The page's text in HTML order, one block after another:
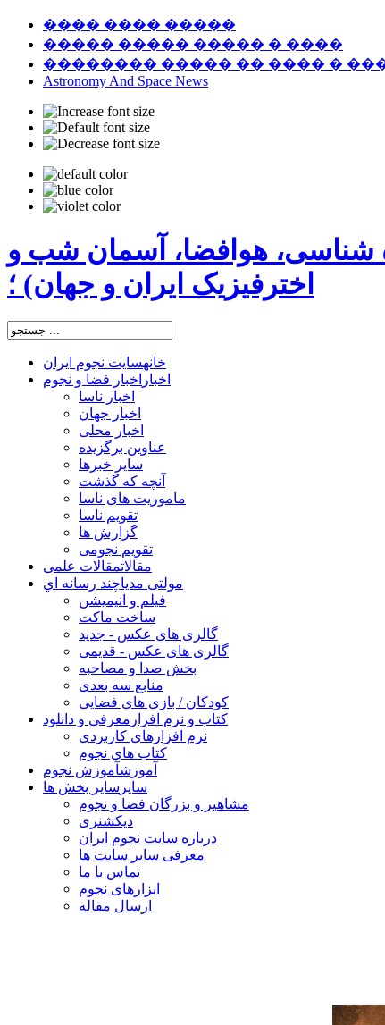
���� ���� �����
����� ����� ����� � ����
�������� ����� �� ���� �
Astronomy And Space News
شناسی، هوافضا، آسمان شب و
اخترفیزیک ایران و جهان) ؛
خانهسایت نجوم ایران
اخبار اخبار فضا و نجوم
اخبار ناسا
اخبار جهان
اخبار محلی
عناوین برگزیده
سایر خبرها
آنچه که گذشت
ماموریت های ناسا
تقویم ناسا
گزارش ها
تقویم نجومی
مقالاتمقالات علمی
مولتی مدیاچند رسانه اي
فیلم و انیمیشن
ساخت ماکت
گالری های عکس - جدید
گالری های عکس - قدیمی
بخش صدا و مصاحبه
منابع سه بعدی
کودکان / بازی های فضایی
کتاب و نرم افزار معرفی و دانلود
نرم افزارهای کاربردی
کتاب های نجوم
آموزشآموزش نجوم
سایر سایر بخش ها
مشاهیر و بزرگان فضا و نجوم
دیکشنری
درباره سایت نجوم ایران
معرفی سایر سایت ها
تماس با ما
ابزارهای نجوم
ارسال مقاله